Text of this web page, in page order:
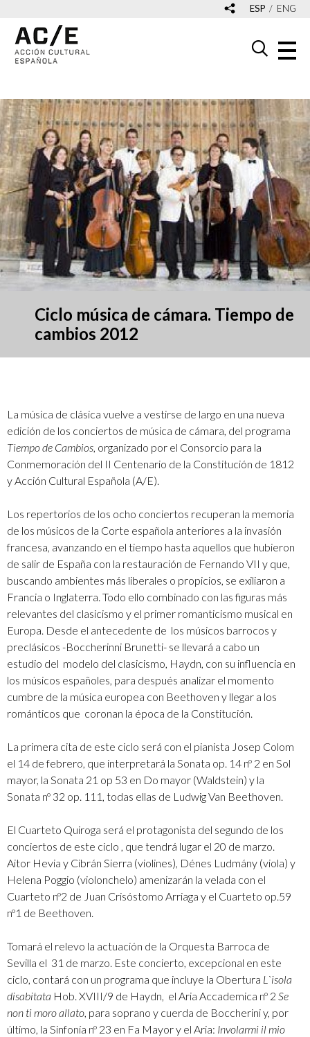
ESP ENG
Ciclo música de cámara. Tiempo de
cambios 2012
La música de clásica vuelve a vestirse de largo en una nueva
edición de los conciertos de música de cámara, del programa
Tiempo de Cambios, organizado por el Consorcio para la
Conmemoración del II Centenario de la Constitución de 1812
y Acción Cultural Española (A/E).
Los repertorios de los ocho conciertos recuperan la memoria
de los músicos de la Corte española anteriores a la invasión
francesa, avanzando en el tiempo hasta aquellos que hubieron
de salir de España con la restauración de Fernando VII y que,
buscando ambientes más liberales o propicios, se exiliaron a
Francia o Inglaterra. Todo ello combinado con las figuras más
relevantes del clasicismo y el primer romanticismo musical en
Europa. Desde el antecedente de los músicos barrocos y
preclásicos -Boccherinni Brunetti- se llevará a cabo un
estudio del modelo del clasicismo, Haydn, con su influencia en
los músicos españoles, para después analizar el momento
cumbre de la música europea con Beethoven y llegar a los
románticos que coronan la época de la Constitución.
La primera cita de este ciclo será con el pianista Josep Colom
el 14 de febrero, que interpretará la Sonata op. 14 nº 2 en Sol
mayor, la Sonata 21 op 53 en Do mayor (Waldstein) y la
Sonata nº 32 op. 111, todas ellas de Ludwig Van Beethoven.
El Cuarteto Quiroga será el protagonista del segundo de los
conciertos de este ciclo , que tendrá lugar el 20 de marzo.
Aitor Hevia y Cibrán Sierra (violines), Dénes Ludmány (viola) y
Helena Poggio (violonchelo) amenizarán la velada con el
Cuarteto nº2 de Juan Crisóstomo Arriaga y el Cuarteto op.59
nº1 de Beethoven.
Tomará el relevo la actuación de la Orquesta Barroca de
Sevilla el 31 de marzo. Este concierto, excepcional en este
ciclo, contará con un programa que incluye la Obertura L`isola
disabitata Hob. XVIII/9 de Haydn, el Aria Accademica nº 2 Se
non ti moro allato, para soprano y cuerda de Boccherini y, por
último, la Sinfonía nº 23 en Fa Mayor y el Aria: Involarmi il mio